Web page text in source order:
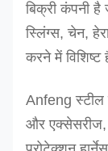
बिक्री कंपनी है
स्लिंग्स, चेन,
करने में विशिष्ट
Anfeng स्टील
और एक्सेसरीज,